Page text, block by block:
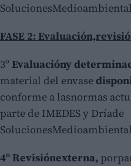
FASE 2:
3ºEvaluacióny
material del envase
conforme a lasnormas
parte de IMEDES y Dríade
4ºRevisiónexterna,